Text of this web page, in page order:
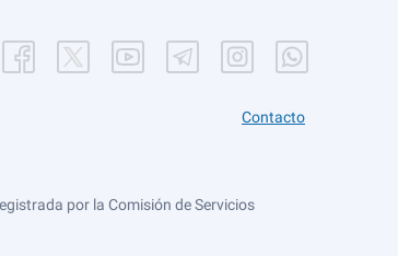
Contacto
por la Comisión de Servicios